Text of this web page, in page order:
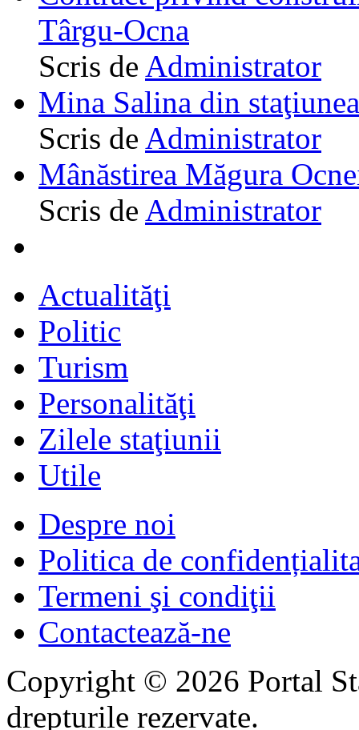
Târgu-Ocna
Scris de Administrator
Mina Salina din
Scris de Administrator
Mânăstirea Măgura
Scris de Administrator
Actualităţi
Politic
Turism
Personalităţi
Zilele staţiunii
Utile
Despre noi
Politica de
Termeni şi condiţii
Contactează-ne
Copyright © 2026 Portal
drepturile rezervate.